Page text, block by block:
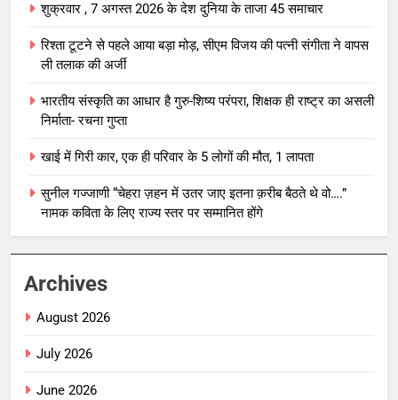
शुक्रवार , 7 अगस्त 2026 के देश दुनिया के ताजा 45 समाचार
रिश्ता टूटने से पहले आया बड़ा मोड़, सीएम विजय की पत्नी संगीता ने वापस
ली तलाक की अर्जी
भारतीय संस्कृति का आधार है गुरु-शिष्य परंपरा, शिक्षक ही राष्ट्र का असली
निर्माता- रचना गुप्ता
खाई में गिरी कार, एक ही परिवार के 5 लोगों की मौत, 1 लापता
सुनील गज्जाणी “चेहरा ज़हन में उतर जाए इतना क़रीब बैठते थे वो….”
नामक कविता के लिए राज्य स्तर पर सम्मानित होंगे
Archives
August 2026
July 2026
June 2026